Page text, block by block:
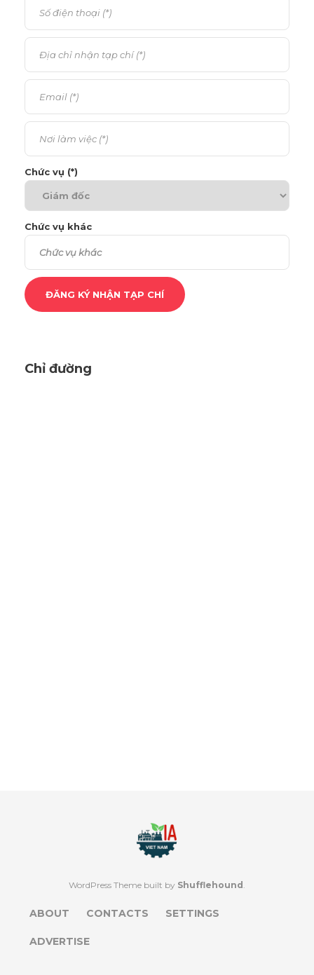
Chức vụ (*)
Chức vụ khác
Chỉ đường
WordPress Theme built by Shufflehound .
ABOUT CONTACTS SETTINGS
ADVERTISE